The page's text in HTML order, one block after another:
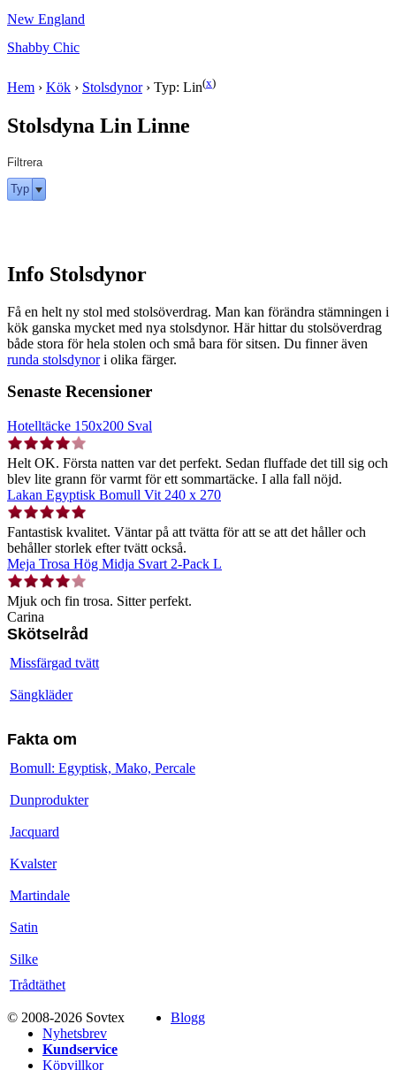
New England
Shabby Chic
Hem › Kök › Stolsdynor› Typ: Lin(x)
Stolsdyna Lin Linne
Filtrera
Typ
Info Stolsdynor
Få en helt ny stol med stolsöverdrag. Man kan förändra stämningen i
kök ganska mycket med nya stolsdynor. Här hittar du stolsöverdrag
både stora för hela stolen och små bara för sitsen. Du finner även
runda stolsdynori olika färger.
Senaste Recensioner
Hotelltäcke 150x200 Sval
Helt OK. Första natten var det perfekt. Sedan fluffade det till sig och
blev lite grann för varmt för ett sommartäcke. I alla fall nöjd.
Lakan Egyptisk Bomull Vit 240 x 270
Fantastisk kvalitet. Väntar på att tvätta för att se att det håller och
behåller storlek efter tvätt också.
Meja Trosa Hög Midja Svart 2-Pack L
Mjuk och fin trosa. Sitter perfekt.
Carina
Skötselråd
Missfärgad tvätt
Sängkläder
Fakta om
Bomull: Egyptisk, Mako, Percale
Dunprodukter
Jacquard
Kvalster
Martindale
Satin
Silke
Trådtäthet
© 2008-2026 Sovtex
Blogg
Nyhetsbrev
Kundservice
Köpvillkor